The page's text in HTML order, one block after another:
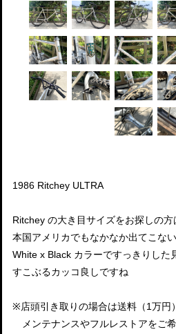
1986 Ritchey ULTRA
Ritchey の大き目サイズをお探しの方
本国アメリカでもなかなか出てこな
White x Black カラーですっきりした
すこぶるカッコ良しですね
※店頭引き取りの場合は送料（1万円
メンテナンスやフルレストアをご